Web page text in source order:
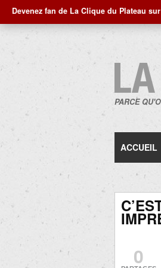
Devenez fan de La Clique du Plateau
PARCE
ACCUEIL
0